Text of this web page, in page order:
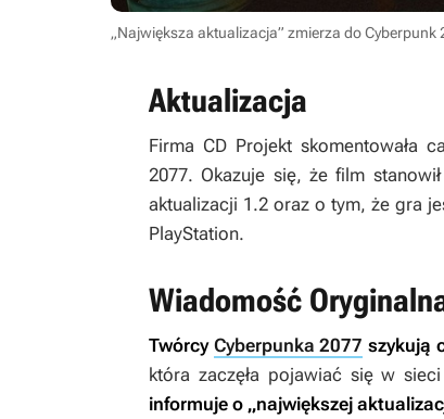
„Największa aktualizacja” zmierza do
Aktualizacja
Firma CD Projekt skomentowała
2077. Okazuje się, że film
aktualizacji 1.2 oraz o tym, że gra
PlayStation.
Wiadomość
Twórcy Cyberpunka 2077 szykują
która zaczęła pojawiać się w
informuje o „największej